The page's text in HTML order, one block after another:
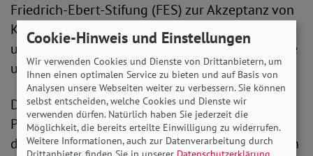
Friedrich-Ebert-Stifung (FES) zur Akzeptanz von
Klimaschutz. Projektmanagerin Sara Holzmann
und Max Ostermayer, Referent für Klima, Energie
und Umwelt (FES), trugen die Ergebnisse vor.
Demnach gibt es zunächst ein großes
Problembewusstsein: 76 Prozent der Befragten
denken, dass der Klimawandel auch heute schon
Cookie-Hinweis und Einstellungen
Wir verwenden Cookies und Dienste von Drittanbietern, um
Ihnen einen optimalen Service zu bieten und auf Basis von
Analysen unsere Webseiten weiter zu verbessern. Sie können
selbst entscheiden, welche Cookies und Dienste wir
verwenden dürfen. Natürlich haben Sie jederzeit die
Möglichkeit, die bereits erteilte Einwilligung zu widerrufen.
Weitere Informationen, auch zur Datenverarbeitung durch